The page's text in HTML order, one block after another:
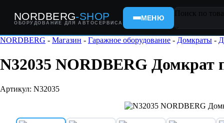
NORDBERG-SHOP
ОБОРУДОВАНИЕ ДЛЯ АВТОСЕРВИСА
МЕНЮ
Поиск по
×
NORDBERG - Магазин - Гаражное оборудование - Домкраты -
N32035 NORDBERG Домкрат
Артикул: N32035